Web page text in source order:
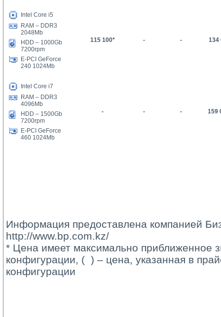
Intel Core i5
115100* - - 134
RAM – DDR3
2048Mb
HDD – 1000Gb
7200rpm
E-PCI GeForce
240 1024Mb
Intel Core i7
- - - 159
RAM – DDR3
4096Mb
HDD – 1500Gb
7200rpm
E-PCI GeForce
460 1024Mb
Информация предоставлена компанией
http://www.bp.com.kz/
* Цена имеет максимально приближенное
конфигурации, ( ) – цена, указанная в
конфигурации